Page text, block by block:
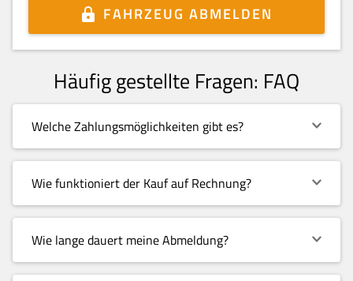
FAHRZEUG ABMELDEN
Häufig gestellte Fragen: FAQ
Welche Zahlungsmöglichkeiten gibt es?
Wie funktioniert der Kauf auf Rechnung?
Wie lange dauert meine Abmeldung?